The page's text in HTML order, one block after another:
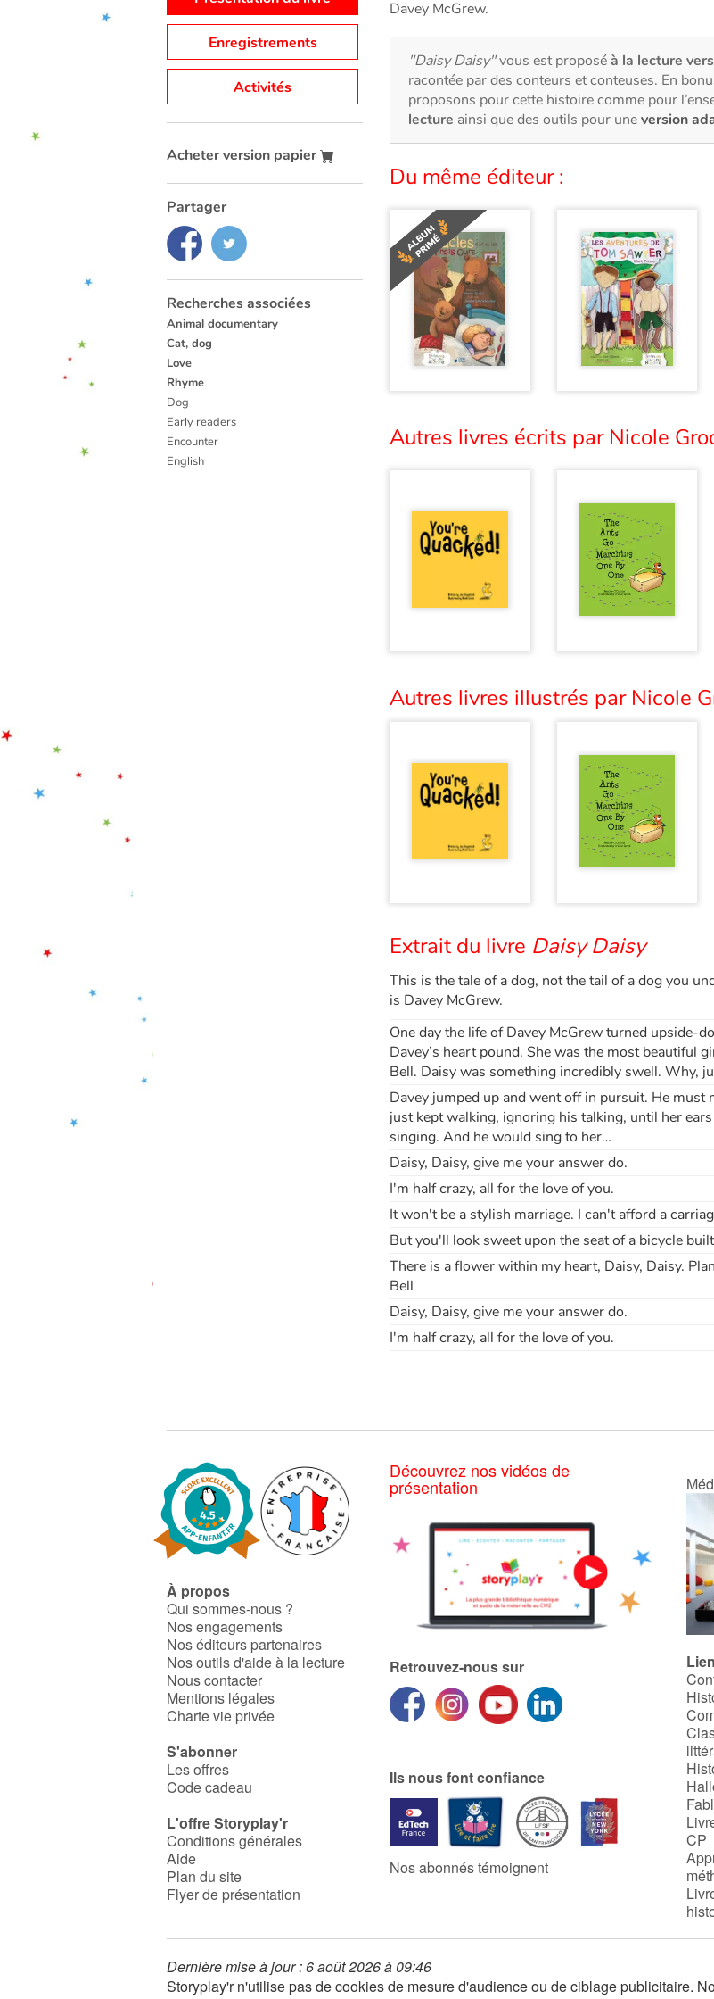
Enregistrements
Activités
Acheter version papier
Partager
Recherches associées
Animal documentary
Cat, dog
Love
Rhyme
Dog
Early readers
Encounter
English
Davey McGrew.
"Daisy Daisy"vous est proposéà la lecture
racontée par des conteurs et conteuses. En
proposons pour cette histoire comme pour
lecture ainsi que des outils pour uneversion
Du même éditeur :
Autres livres écrits par Nicole
Autres livres illustrés par Nicole
Extrait du livre Daisy Daisy
This is the tale of a dog, not the tail of a dog you
is Davey McGrew.
One day the life of Davey McGrew turned upside-
Davey’s heart pound. She was the most beautiful
Bell. Daisy was something incredibly swell. Why,
Davey jumped up and went off in pursuit. He must
just kept walking, ignoring his talking, until her
singing. And he would sing to her…
Daisy, Daisy, give me your answer do.
I'm half crazy, all for the love of you.
It won't be a stylish marriage. I can't afford a
But you'll look sweet upon the seat of a bicycle
There is a flower within my heart, Daisy, Daisy.
Bell
Daisy, Daisy, give me your answer do.
I'm half crazy, all for the love of you.
À propos
Qui sommes-nous ?
Nos engagements
Nos éditeurs partenaires
Nos outils d'aide à la lecture
Nous contacter
Mentions légales
Charte vie privée
S'abonner
Les offres
Code cadeau
L'offre Storyplay'r
Conditions générales
Aide
Plan du site
Flyer de présentation
Découvrez nos vidéos de
présentation
Retrouvez-nous sur
Ils nous font confiance
Nos abonnés témoignent
CP
Dernière mise à jour : 6 août 2026 à 09:46
Storyplay'r n'utilise pas de cookies de mesure d'audience ou de ciblage publicitaire.